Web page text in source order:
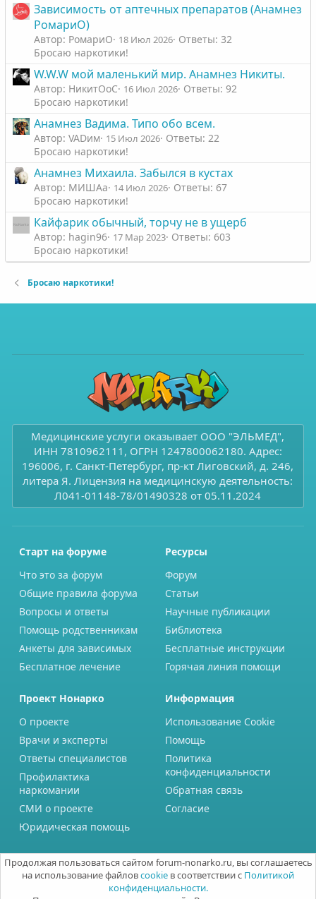
Зависимость от аптечных препаратов (Анамнез
РомариО)
Автор: РомариО 18 Июл 2026 Ответы: 32
Бросаю наркотики!
W.W.W мой маленький мир. Анамнез Никиты.
Автор: НикитОоС 16 Июл 2026 Ответы: 92
Бросаю наркотики!
Анамнез Вадима. Типо обо всем.
Автор: VADим 15 Июл 2026 Ответы: 22
Бросаю наркотики!
Анамнез Михаила. Забылся в кустах
Автор: МИШАа 14 Июл 2026 Ответы: 67
Бросаю наркотики!
Кайфарик обычный, торчу не в ущерб
Автор: hagin96 17 Мар 2023 Ответы: 603
Бросаю наркотики!
Бросаю наркотики!
Медицинские услуги оказывает ООО "ЭЛЬМЕД",
ИНН 7810962111, ОГРН 1247800062180. Адрес:
196006, г. Санкт-Петербург, пр-кт Лиговский, д. 246,
литера Я. Лицензия на медицинскую деятельность:
Л041-01148-78/01490328 от 05.11.2024
Старт на форуме
Что это за форум
Общие правила форума
Вопросы и ответы
Помощь родственникам
Анкеты для зависимых
Бесплатное лечение
Ресурсы
Форум
Статьи
Научные публикации
Библиотека
Бесплатные инструкции
Горячая линия помощи
Проект Нонарко
О проекте
Врачи и эксперты
Ответы специалистов
Профилактика
наркомании
СМИ о проекте
Юридическая помощь
Информация
Использование Cookie
Помощь
Политика
конфиденциальности
Обратная связь
Согласие
Продолжая пользоваться сайтом forum-nonarko.ru, вы соглашаетесь
на использование файловcookie в соответствии с Политикой
конфиденциальности.